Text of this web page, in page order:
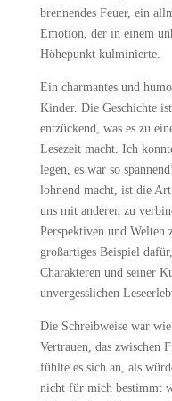
brennendes Feuer, ein
Emotion, der in einem
Höhepunkt kulminierte.
Ein charmantes und
Kinder. Die Geschichte
entzückend, was es zu
Lesezeit macht. Ich
legen, es war so
lohnend macht, ist die
uns mit anderen zu
Perspektiven und Welten
großartiges Beispiel
Charakteren und seiner
unvergesslichen
Die Schreibweise war
Vertrauen, das zwischen
fühlte es sich an, als
nicht für mich bestimmt